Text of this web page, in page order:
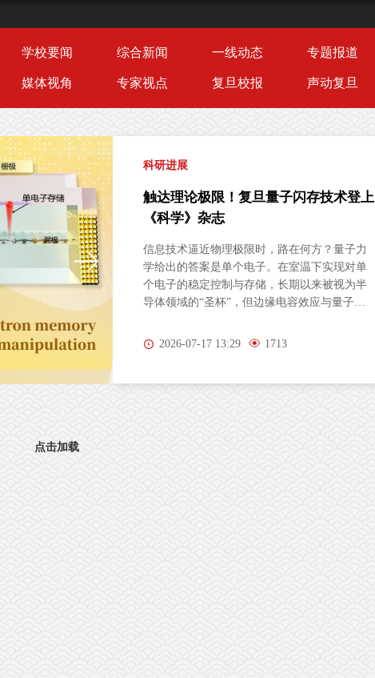
学校要闻 综合新闻 一线动态 专题报道
媒体视角 专家视点 复旦校报 声动复旦
科研进展
发现肠癌免疫治疗新靶点！复旦团队成
果登上《细胞》杂志
北京时间8月4日晚，复旦大学基础医学院陈剑
峰团队联合中国科学院分子细胞科学卓越创新
中心、上海科技大学、上海长海医院等单位在
《细胞》（Cell）在线发表题为“Targeting
Immunity in Colorectal Cancer（靶向外周5-
2026-08-05 17:39 337
点击加载